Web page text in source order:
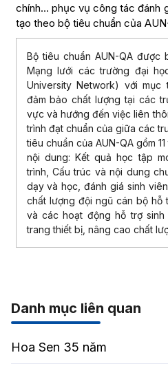
chính… phục vụ công tác đánh
tạo theo bộ tiêu chuẩn của
Bộ tiêu chuẩn AUN-QA được
Mạng lưới các trường đại
University Network) với
đảm bảo chất lượng tại các
vực và hướng đến việc liên
trình đạt chuẩn của giữa các
tiêu chuẩn của AUN-QA gồm
nội dung: Kết quả học tập
trình, Cấu trúc và nội dung
dạy và học, đánh giá sinh
chất lượng đội ngũ cán bộ hỗ
và các hoạt động hỗ trợ
trang thiết bị, nâng cao chất
Danh mục liên quan
Hoa Sen 35 năm